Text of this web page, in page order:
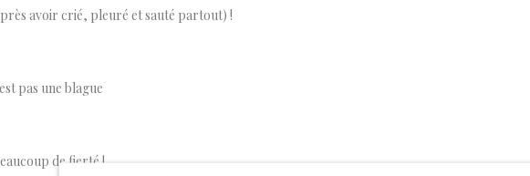
avoir crié, pleuré et sauté partout) !
pas une blague
de fierté !